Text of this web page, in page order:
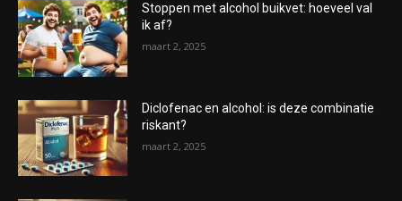
Stoppen met alcohol buikvet: hoeveel val
ik af?
maart 2, 2025
Diclofenac en alcohol: is deze combinatie
riskant?
maart 2, 2025